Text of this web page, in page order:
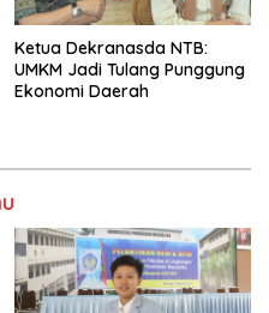
Ketua Dekranasda NTB:
UMKM Jadi Tulang Punggung
Ekonomi Daerah